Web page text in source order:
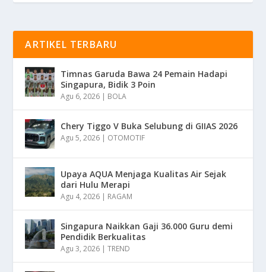
ARTIKEL TERBARU
Timnas Garuda Bawa 24 Pemain Hadapi
Singapura, Bidik 3 Poin
Agu 6, 2026 | BOLA
Chery Tiggo V Buka Selubung di GIIAS 2026
Agu 5, 2026 | OTOMOTIF
Upaya AQUA Menjaga Kualitas Air Sejak
dari Hulu Merapi
Agu 4, 2026 | RAGAM
Singapura Naikkan Gaji 36.000 Guru demi
Pendidik Berkualitas
Agu 3, 2026 |TREND